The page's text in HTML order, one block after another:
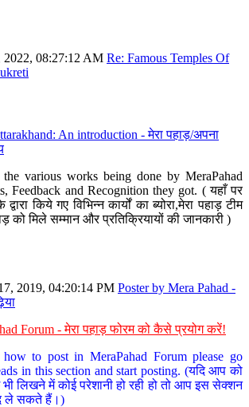
2022, 08:27:12 AM Re: Famous Temples Of
An introduction - मेरा पहाड़/अपना
various works being done by MeraPahad
Feedback and Recognition they got. ( यहाँ पर
किये गए विभिन्न कार्यों का ब्योरा,मेरा पहाड़ टीम
को मिले सम्मान और प्रतिक्रियायों की जानकारी )
2019, 04:20:14 PM Poster by Mera Pahad -
Forum - मेरा पहाड़ फोरम को कैसे प्रयोग करें!
to post in MeraPahad Forum please go
in this section and start posting. (यदि आप को
लिखने में कोई परेशानी हो रही हो तो आप इस सेक्शन
ले सकते हैं।)